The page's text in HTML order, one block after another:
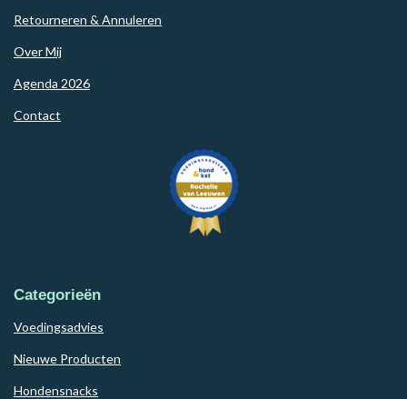
Retourneren & Annuleren
Over Mij
Agenda 2026
Contact
Categorieën
Voedingsadvies
Nieuwe Producten
Hondensnacks